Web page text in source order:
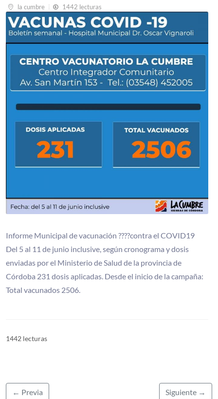
la cumbre
1442 lecturas
Informe Municipal de vacunación ????contra el COVID19
Del 5 al 11 de junio inclusive, según cronograma y dosis
enviadas por el Ministerio de Salud de la provincia de
Córdoba 231 dosis aplicadas. Desde el inicio de la campaña:
Total vacunados 2506.
1442 lecturas
← Previa Siguiente →